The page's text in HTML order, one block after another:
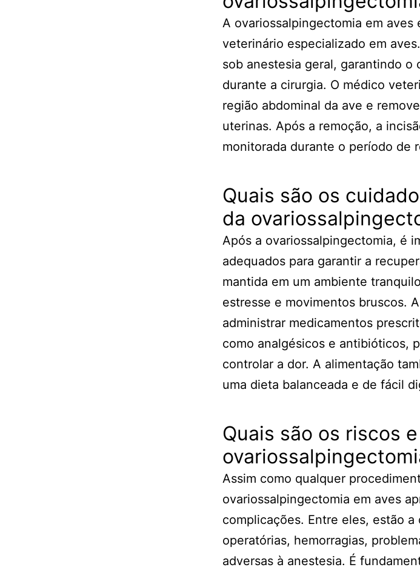
A ovariossalpingectomia em aves
veterinário especializado em
sob anestesia geral, garantindo
durante a cirurgia. O médico
região abdominal da ave e
uterinas. Após a remoção, a
monitorada durante o período de
Quais são os
da
Após a ovariossalpingectomia, é
adequados para garantir a
mantida em um ambiente
estresse e movimentos bruscos.
administrar medicamentos
como analgésicos e antibióticos,
controlar a dor. A alimentação
uma dieta balanceada e de fácil
Quais são os riscos
Assim como qualquer
ovariossalpingectomia em aves
complicações. Entre eles, estão
operatórias, hemorragias,
adversas à anestesia. É